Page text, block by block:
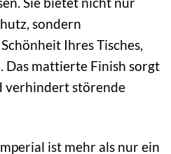
sondern
Ihres Tisches,
Das mattierte Finish sorgt
verhindert störende
ist mehr als nur ein